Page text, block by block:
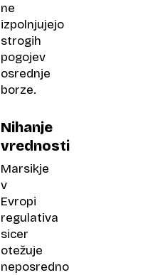
ne
izpolnjujejo
strogih
pogojev
osrednje
borze.
Nihanje
vrednosti
Marsikje
v
Evropi
regulativa
sicer
otežuje
neposredno